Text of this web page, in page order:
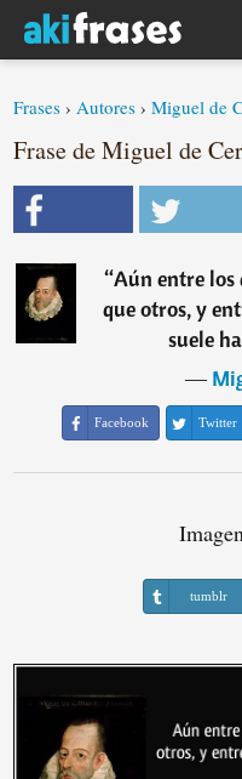
Frases ›Autores ›Miguel de
Frase de Miguel de
“Aún entre los
que otros, y
suele
―
Facebook Twitter
tumblr